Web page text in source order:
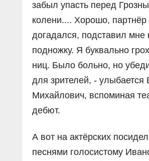
забыл упасть перед
колени.... Хорошо, партнёр
догадался, подставил мне
подножку. Я буквально
ниц. Было больно, но
для зрителей, -
Михайлович, вспоминая
дебют.
А вот на актёрских
песнями голосистому